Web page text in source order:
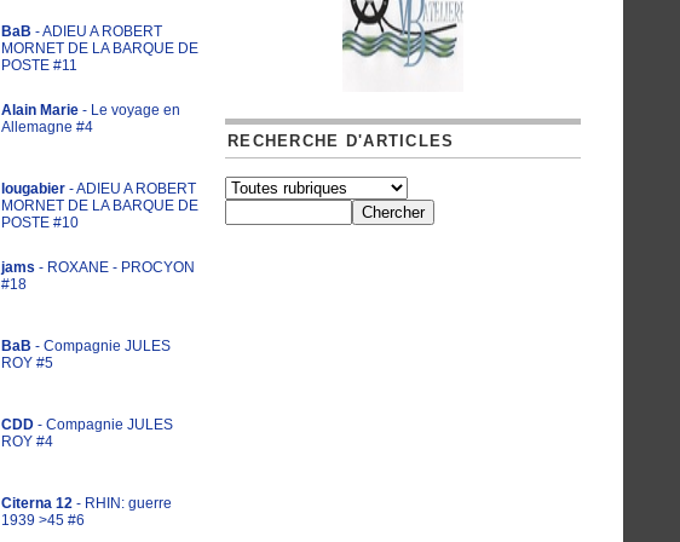
BaB - ADIEU A ROBERT
MORNET DE LA BARQUE DE
POSTE #11
Alain Marie - Le voyage en
Allemagne #4
lougabier - ADIEU A ROBERT
MORNET DE LA BARQUE DE
POSTE #10
jams - ROXANE - PROCYON
#18
BaB - Compagnie JULES
ROY #5
CDD - Compagnie JULES
ROY #4
Citerna 12 - RHIN: guerre
1939 >45 #6
RECHERCHE D'ARTICLES